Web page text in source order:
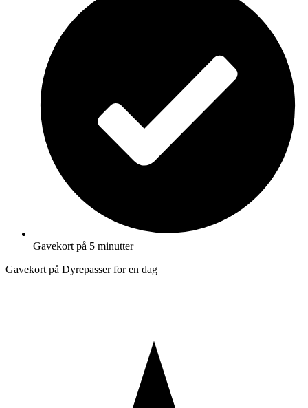
Gavekort på 5 minutter
Gavekort på Dyrepasser for en dag